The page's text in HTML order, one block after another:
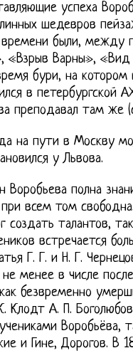
успеха
шедевров
времени были, между
«Взрыв Варны», «Вид
бури, на котором
в петербургской
преподавал там же
на пути в Москву
у Львова.
Воробьева полна
при всем том
создать талантов,
встречается
Г. Г. и Н. Г.
менее в числе
безвременно
Клодт А. П.
Воробьёва,
и Гине, Дорогов. В